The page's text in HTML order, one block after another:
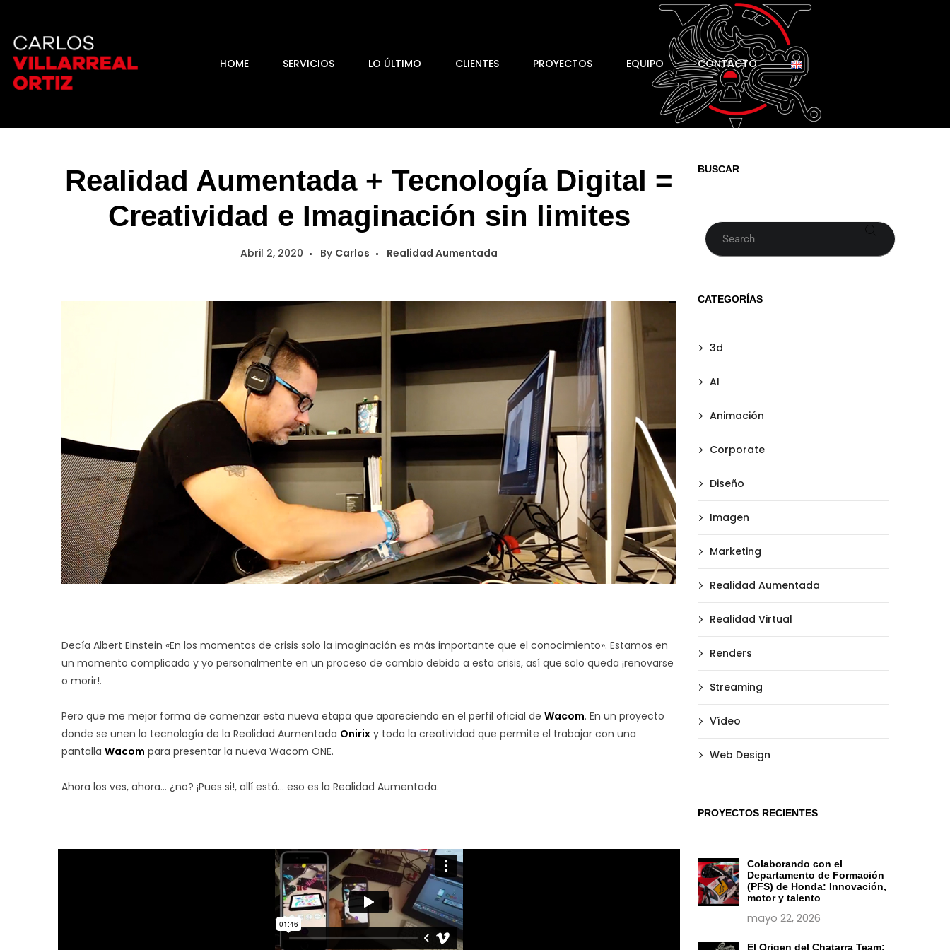
HOME SERVICIOS LO ÚLTIMO CLIENTES PROYECTOS EQUIPO CONTACTO
Realidad Aumentada + Tecnología Digital =
Creatividad e Imaginación sin limites
Abril 2, 2020 By Carlos Realidad Aumentada
Decía Albert Einstein «En los momentos de crisis solo la imaginación es más importante que el conocimiento». Estamos en
un momento complicado y yo personalmente en un proceso de cambio debido a esta crisis, así que solo queda ¡renovarse
o morir!.
Pero que me mejor forma de comenzar esta nueva etapa que apareciendo en el perfil oficial de Wacom. En un proyecto
donde se unen la tecnología de la Realidad Aumentada Onirix y toda la creatividad que permite el trabajar con una
pantalla Wacom para presentar la nueva Wacom ONE.
Ahora los ves, ahora… ¿no? ¡Pues si!, allí está… eso es la Realidad Aumentada.
BUSCAR
Buscar
CATEGORÍAS
3d
AI
Animación
Corporate
Diseño
Imagen
Marketing
Realidad Aumentada
Realidad Virtual
Renders
Streaming
Vídeo
Web Design
PROYECTOS RECIENTES
Colaborando con el
Departamento de Formación
(PFS) de Honda: Innovación,
motor y talento
mayo 22, 2026
El Origen del Chatarra Team: